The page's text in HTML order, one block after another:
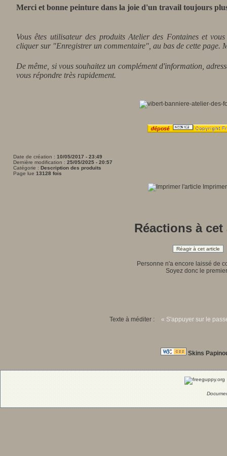
Merci et bonne peinture dans la joie d'un travail toujours
Vous êtes utilisateur des produits Atelier des Fontaines et
cliquer sur "Enregistrer un commentaire", au bas de cette page.
De même, si vous souhaitez un complément d'information,
vous répondre très rapidement.
Date de création : 10/05/2017 - 23:49
Dernière modification : 25/05/2025 - 20:57
Catégorie : Description des produits
Page lue 13128 fois
Réactions à cet
Réagir à cet article
Personne n'a encore laissé de
Soyez donc le
Texte à méditer : « S'appuyer sur le
Skins